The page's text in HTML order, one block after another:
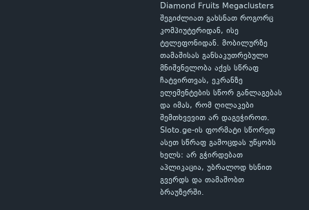
Diamond Fruits Megaclusters
შეგიძლიათ გახსნათ როგორც
კომპიუტერიდან, ისე
ტელეფონიდან. მობილურზე
თამაშისას განსაკუთრებული
მნიშვნელობა აქვს სწრაფ
ჩატვირთვას, ეკრანზე
ელემენტების სწორ განლაგებას
და იმას, რომ ღილაკები
შემთხვევით არ დაგეჭიროთ.
Sloto.ge-ის ფორმატი სწორედ
ასეთ სწრაფ გამოცდას უწყობს
ხელს: არ გჭირდებათ
აპლიკაცია, უბრალოდ ხსნით
გვერდს და თამაშობთ
ბრაუზერში.